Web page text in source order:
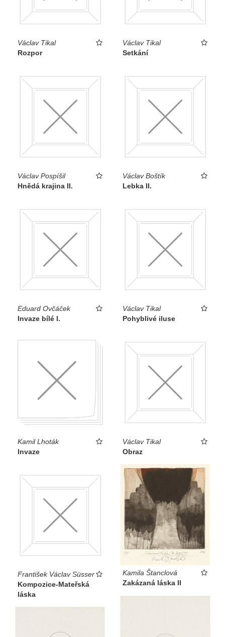
Václav Tikal
Rozpor
Václav Tikal
Setkání
Václav Pospíšil
Hnědá krajina II.
Václav Boštík
Lebka II.
Eduard Ovčáček
Invaze bílé I.
Václav Tikal
Pohyblivé iluse
Kamil Lhoták
Invaze
Václav Tikal
Obraz
František Václav Süsser
Kompozice-Mateřská
láska
Kamila Štanclová
Zakázaná láska II